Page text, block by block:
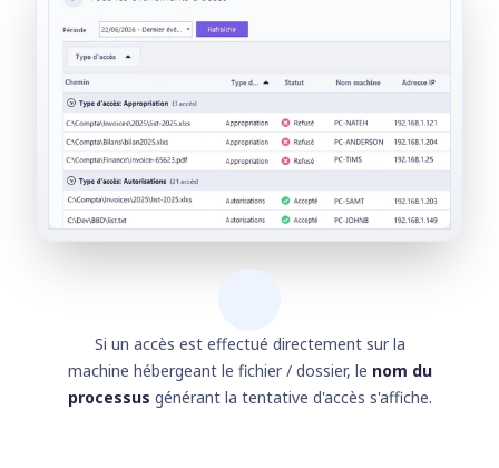
Si un accès est effectué directement sur la
machine hébergeant le fichier / dossier, le nom du
processus générant la tentative d'accès s'affiche.